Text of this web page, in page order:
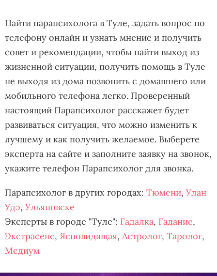
Найти парапсихолога в Туле, задать вопрос по
телефону онлайн и узнать мнение и получить
совет и рекомендации, чтобы найти выход из
жизненной ситуации, получить помощь в Туле
не выходя из дома позвонить с домашнего или
мобильного телефона легко. Проверенный
настоящий Парапсихолог расскажет будет
развиваться ситуация, что можно изменить к
лучшему и как получить желаемое. Выберете
эксперта на сайте и заполните заявку на звонок,
укажите телефон Парапсихолог для звонка.
Парапсихолог в других городах: Тюмени, Улан
Удэ, Ульяновске
Эксперты в городе "Туле": Гадалка, Гадание,
Экстрасенс, Ясновидящая, Астролог, Таролог,
Медиум